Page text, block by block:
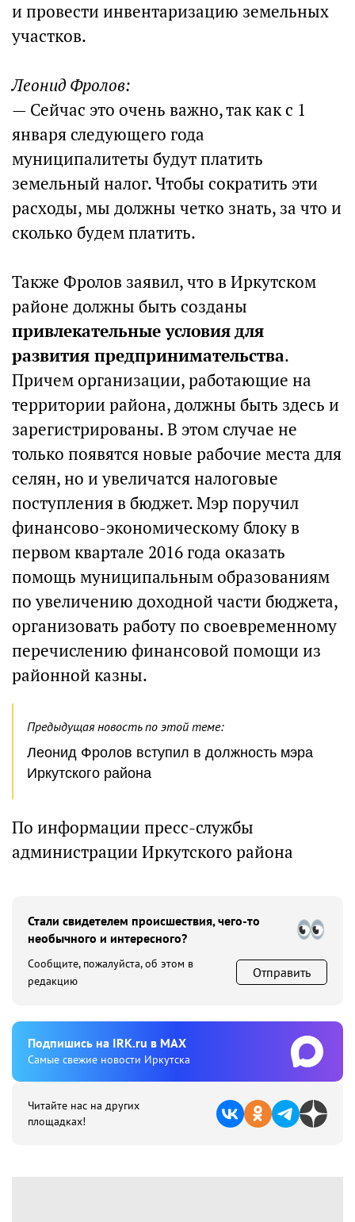
и провести инвентаризацию земельных
участков.
Леонид Фролов:
— Сейчас это очень важно, так как с 1
января следующего года
муниципалитеты будут платить
земельный налог. Чтобы сократить эти
расходы, мы должны четко знать, за что и
сколько будем платить.
Также Фролов заявил, что в Иркутском
районе должны быть созданы
привлекательные условия для
развития предпринимательства.
Причем организации, работающие на
территории района, должны быть здесь и
зарегистрированы. В этом случае не
только появятся новые рабочие места для
селян, но и увеличатся налоговые
поступления в бюджет. Мэр поручил
финансово-экономическому блоку в
первом квартале 2016 года оказать
помощь муниципальным образованиям
по увеличению доходной части бюджета,
организовать работу по своевременному
перечислению финансовой помощи из
районной казны.
Предыдущая новость по этой теме:
Леонид Фролов вступил в должность мэра
Иркутского района
По информации пресс-службы
администрации Иркутского района
Стали свидетелем происшествия, чего-то
необычного и интересного?
Сообщите, пожалуйста, об этом в
редакцию
Отправить
Подпишиcь на IRK.ru в MAX
Cамые свежие новости Иркутска
Читайте нас на других
площадках!